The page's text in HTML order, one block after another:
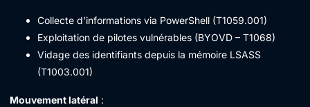
Collecte d’informations via PowerShell (T1059.001)
Exploitation de pilotes vulnérables (BYOVD – T1068)
Vidage des identifiants depuis la mémoire LSASS
(T1003.001)
Mouvement latéral :